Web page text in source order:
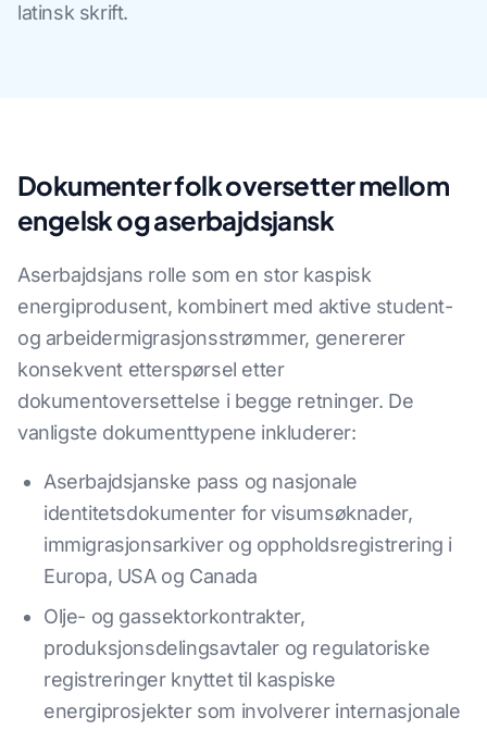
latinsk skrift.
Dokumenter folk oversetter mellom
engelsk og aserbajdsjansk
Aserbajdsjans rolle som en stor kaspisk
energiprodusent, kombinert med aktive student-
og arbeidermigrasjonsstrømmer, genererer
konsekvent etterspørsel etter
dokumentoversettelse i begge retninger. De
vanligste dokumenttypene inkluderer:
Aserbajdsjanske pass og nasjonale
identitetsdokumenter for visumsøknader,
immigrasjonsarkiver og oppholdsregistrering i
Europa, USA og Canada
Olje- og gassektorkontrakter,
produksjonsdelingsavtaler og regulatoriske
registreringer knyttet til kaspiske
energiprosjekter som involverer internasjonale